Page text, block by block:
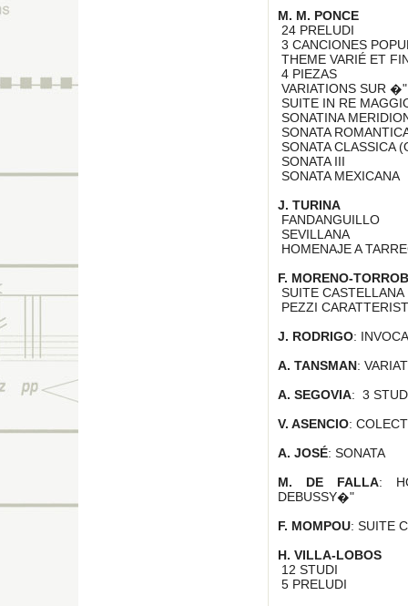
M. M. PONCE
24 PRELUDI
3 CANCIONES
THEME VARIÉ ET
4 PIEZAS
VARIATIONS SUR
SUITE IN RE
SONATINA
SONATA
SONATA CLASSICA
SONATA III
SONATA MEXICANA
J. TURINA
FANDANGUILLO
SEVILLANA
HOMENAJE A
F. MORENO-
SUITE CASTELLANA
PEZZI
J. RODRIGO:
A. TANSMAN :
A. SEGOVIA: 3
V. ASENCIO:
A. JOSÉ: SONATA
M. DE FALLA:
DEBUSSY�"
F. MOMPOU: SUITE
H. VILLA-LOBOS
12 STUDI
5 PRELUDI